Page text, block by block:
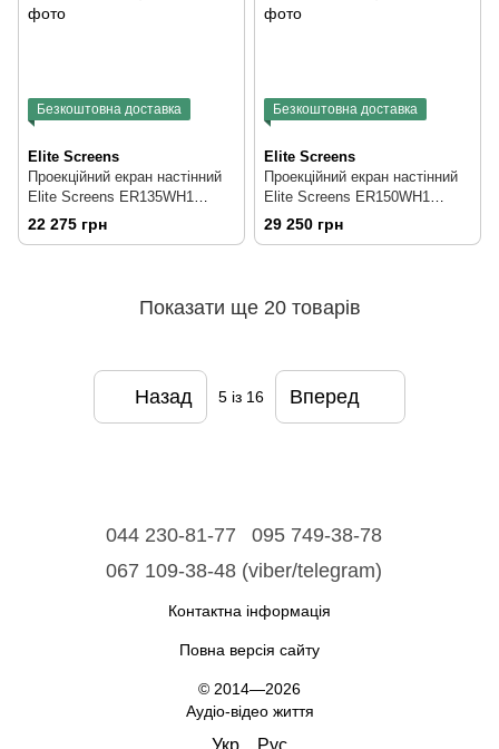
Безкоштовна доставка
Elite Screens
Проекційний екран настінний
Elite Screens ER135WH1
(135", 16:9, 298.9x167.8 см)
22 275 грн
Безкоштовна доставка
Elite Screens
Проекційний екран настінний
Elite Screens ER150WH1
(150", 16:9, 331.9x186.9 см)
29 250 грн
Показати ще 20 товарів
Назад 5 із 16 Вперед
044 230-81-77
095 749-38-78
067 109-38-48 (viber/telegram)
Контактна інформація
Повна версія сайту
© 2014—2026
Аудіо-відео життя